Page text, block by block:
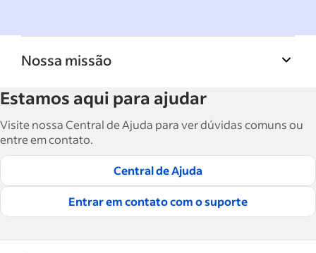
Nossa missão
Indeed ajuda empresas a crescer e gerenciar a
força de trabalho. São mais de 15 mil artigos
em seis idiomas, em que você encontra
conselhos táticos, instruções e práticas
recomendadas para ajudar as empresas a
contratar e reter ótimos funcionários.
Leia nossas diretrizes editoriais
Estamos aqui para ajudar
Visite nossa Central de Ajuda para ver dúvidas comuns ou
entre em contato.
Central de Ajuda
Entrar em contato com o suporte